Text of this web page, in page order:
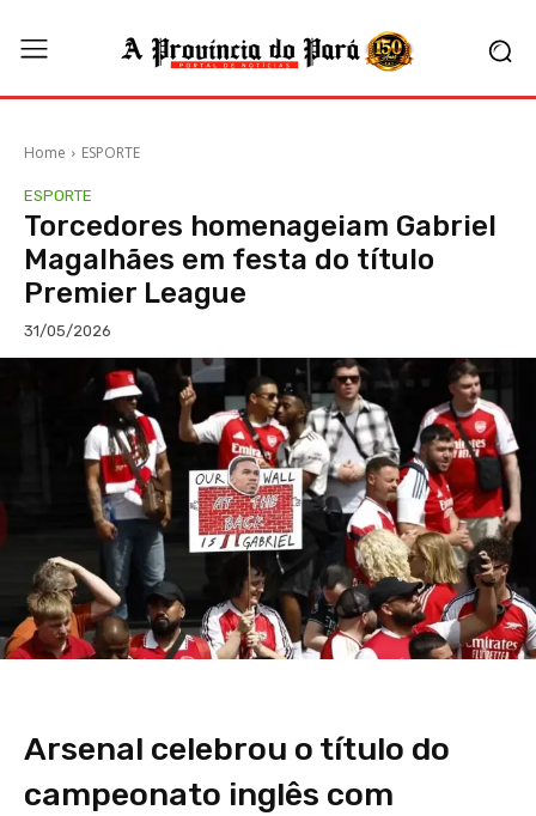
Home ESPORTE
ESPORTE
Torcedores homenageiam Gabriel
Magalhães em festa do título
Premier League
31/05/2026
Arsenal celebrou o título do
campeonato inglês com